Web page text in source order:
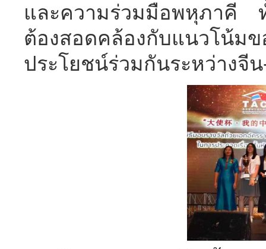
และความร่วมมือพหุภาคี
ต้องสอดคล้องกับแนวโน้
ประโยชน์ร่วมกันระหว่างจี